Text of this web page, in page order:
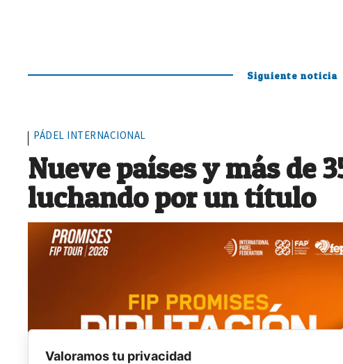
Siguiente noticia
PÁDEL INTERNACIONAL
Nueve países y más de
luchando por un título
Valoramos tu privacidad